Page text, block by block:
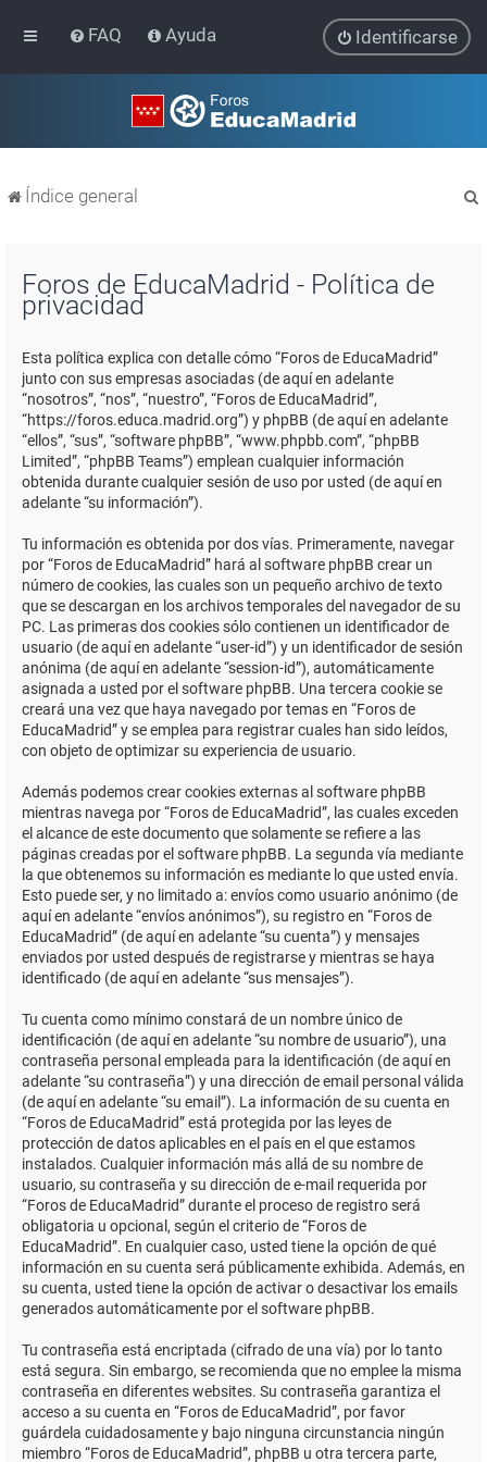
FAQ Ayuda Identificarse
Índice general
Foros de EducaMadrid - Política de
privacidad
Esta política explica con detalle cómo “Foros de EducaMadrid”
junto con sus empresas asociadas (de aquí en adelante
“nosotros”, “nos”, “nuestro”, “Foros de EducaMadrid”,
“https://foros.educa.madrid.org”) y phpBB (de aquí en adelante
“ellos”, “sus”, “software phpBB”, “www.phpbb.com”, “phpBB
Limited”, “phpBB Teams”) emplean cualquier información
obtenida durante cualquier sesión de uso por usted (de aquí en
adelante “su información”).
Tu información es obtenida por dos vías. Primeramente, navegar
por “Foros de EducaMadrid” hará al software phpBB crear un
número de cookies, las cuales son un pequeño archivo de texto
que se descargan en los archivos temporales del navegador de su
PC. Las primeras dos cookies sólo contienen un identificador de
usuario (de aquí en adelante “user-id”) y un identificador de sesión
anónima (de aquí en adelante “session-id”), automáticamente
asignada a usted por el software phpBB. Una tercera cookie se
creará una vez que haya navegado por temas en “Foros de
EducaMadrid” y se emplea para registrar cuales han sido leídos,
con objeto de optimizar su experiencia de usuario.
Además podemos crear cookies externas al software phpBB
mientras navega por “Foros de EducaMadrid”, las cuales exceden
el alcance de este documento que solamente se refiere a las
páginas creadas por el software phpBB. La segunda vía mediante
la que obtenemos su información es mediante lo que usted envía.
Esto puede ser, y no limitado a: envíos como usuario anónimo (de
aquí en adelante “envíos anónimos”), su registro en “Foros de
EducaMadrid” (de aquí en adelante “su cuenta”) y mensajes
enviados por usted después de registrarse y mientras se haya
identificado (de aquí en adelante “sus mensajes”).
Tu cuenta como mínimo constará de un nombre único de
identificación (de aquí en adelante “su nombre de usuario”), una
contraseña personal empleada para la identificación (de aquí en
adelante “su contraseña”) y una dirección de email personal válida
(de aquí en adelante “su email”). La información de su cuenta en
“Foros de EducaMadrid” está protegida por las leyes de
protección de datos aplicables en el país en el que estamos
instalados. Cualquier información más allá de su nombre de
usuario, su contraseña y su dirección de e-mail requerida por
“Foros de EducaMadrid” durante el proceso de registro será
obligatoria u opcional, según el criterio de “Foros de
EducaMadrid”. En cualquier caso, usted tiene la opción de qué
información en su cuenta será públicamente exhibida. Además, en
su cuenta, usted tiene la opción de activar o desactivar los emails
generados automáticamente por el software phpBB.
Tu contraseña está encriptada (cifrado de una vía) por lo tanto
está segura. Sin embargo, se recomienda que no emplee la misma
contraseña en diferentes websites. Su contraseña garantiza el
acceso a su cuenta en “Foros de EducaMadrid”, por favor
guárdela cuidadosamente y bajo ninguna circunstancia ningún
miembro “Foros de EducaMadrid”, phpBB u otra tercera parte,